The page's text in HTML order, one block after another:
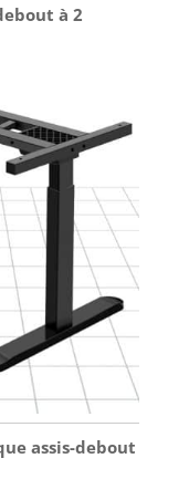
à 2
assis-debout